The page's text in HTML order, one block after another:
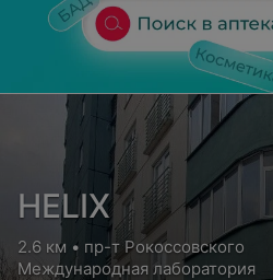
HELIX
2.6 км • пр-т Рокоссовского
Международная лаборатория